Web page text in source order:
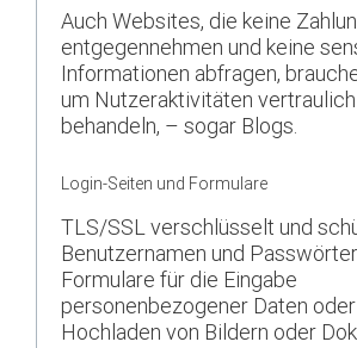
Auch Websites, die keine
entgegennehmen und keine
Informationen abfragen,
um Nutzeraktivitäten
behandeln, – sogar Blogs.
Login-Seiten und Formulare
TLS/SSL verschlüsselt und
Benutzernamen und
Formulare für die Eingabe
personenbezogener Daten
Hochladen von Bildern oder